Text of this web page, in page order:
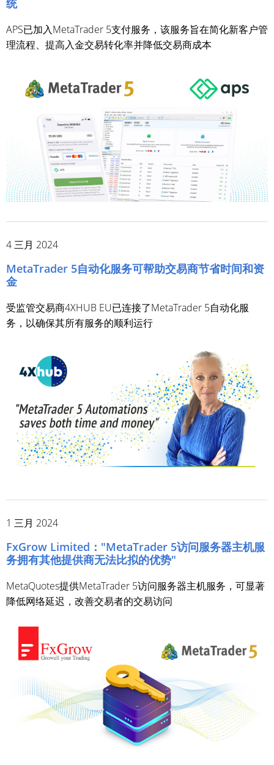
APS已加入MetaTrader 5支付服务，该服务旨在简化新客户管
理流程、提高入金交易转化率并降低交易商成本
4 三月 2024
MetaTrader 5自动化服务可帮助交易商节省时间和资
金
受监管交易商4XHUB EU已连接了MetaTrader 5自动化服
务，以确保其所有服务的顺利运行
1 三月 2024
FxGrow Limited："MetaTrader 5访问服务器主机服
务拥有其他提供商无法比拟的优势"
MetaQuotes提供MetaTrader 5访问服务器主机服务，可显著
降低网络延迟，改善交易者的交易访问